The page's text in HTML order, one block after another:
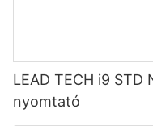
LEAD TECH i9 STD
nyomtató